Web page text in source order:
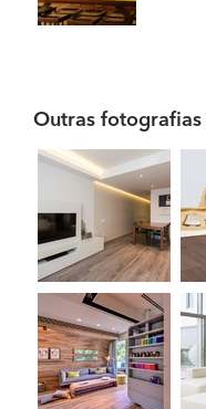
Outras fotografias